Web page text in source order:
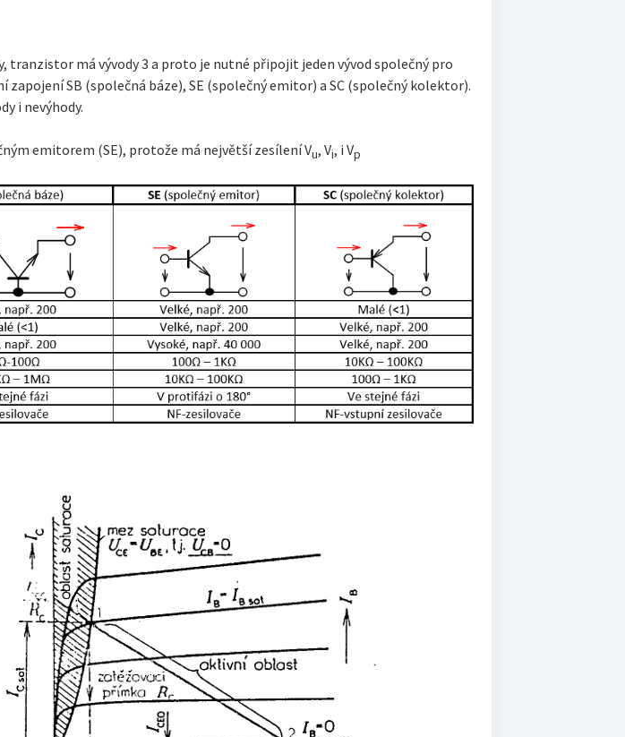
tranzistor má vývody 3 a proto je nutné připojit jeden vývod společný pro
zapojení SB (společná báze), SE (společný emitor) a SC (společný kolektor).
i nevýhody.
emitorem (SE), protože má největší zesílení Vu, Vi, i Vp